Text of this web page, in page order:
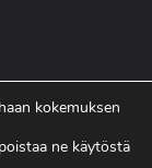
kokemuksen
ne käytöstä